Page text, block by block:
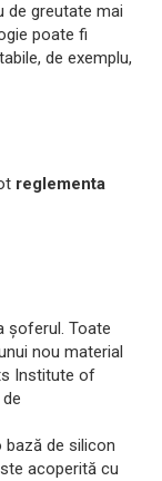
de greutate mai
poate fi
de exemplu,
reglementa
șoferul. Toate
nou material
Institute of
bază de silicon
acoperită cu